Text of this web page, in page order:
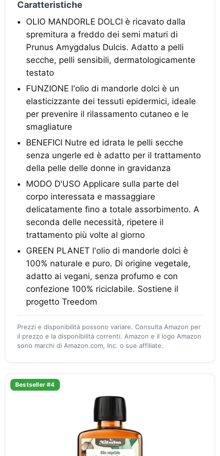
Caratteristiche
OLIO MANDORLE DOLCI è ricavato dalla
spremitura a freddo dei semi maturi di
Prunus Amygdalus Dulcis. Adatto a pelli
secche, pelli sensibili, dermatologicamente
testato
FUNZIONE l'olio di mandorle dolci è un
elasticizzante dei tessuti epidermici, ideale
per prevenire il rilassamento cutaneo e le
smagliature
BENEFICI Nutre ed idrata le pelli secche
senza ungerle ed è adatto per il trattamento
della pelle delle donne in gravidanza
MODO D'USO Applicare sulla parte del
corpo interessata e massaggiare
delicatamente fino a totale assorbimento. A
seconda delle necessità, ripetere il
trattamento più volte al giorno
GREEN PLANET l'olio di mandorle dolci è
100% naturale e puro. Di origine vegetale,
adatto ai vegani, senza profumo e con
confezione 100% riciclabile. Sostiene il
progetto Treedom
Prezzi e disponibilità possono variare. Consulta Amazon per
il prezzo e la disponibilità correnti. Amazon e il logo Amazon
sono marchi di Amazon.com, Inc. o sue affiliate.
Bestseller #4